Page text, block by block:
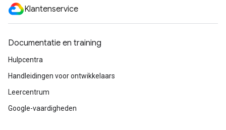
Klantenservice
Documentatie en training
Hulpcentra
Handleidingen voor ontwikkelaars
Leercentrum
Google-vaardigheden